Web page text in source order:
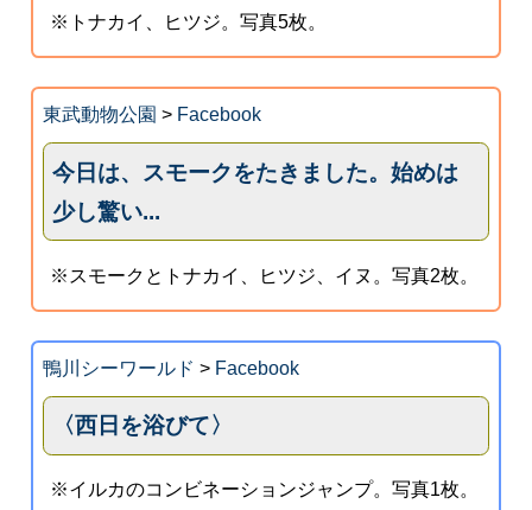
※トナカイ、ヒツジ。写真5枚。
東武動物公園 > Facebook
今日は、スモークをたきました。始めは
少し驚い...
※スモークとトナカイ、ヒツジ、イヌ。写真2枚。
鴨川シーワールド > Facebook
〈西日を浴びて〉
※イルカのコンビネーションジャンプ。写真1枚。